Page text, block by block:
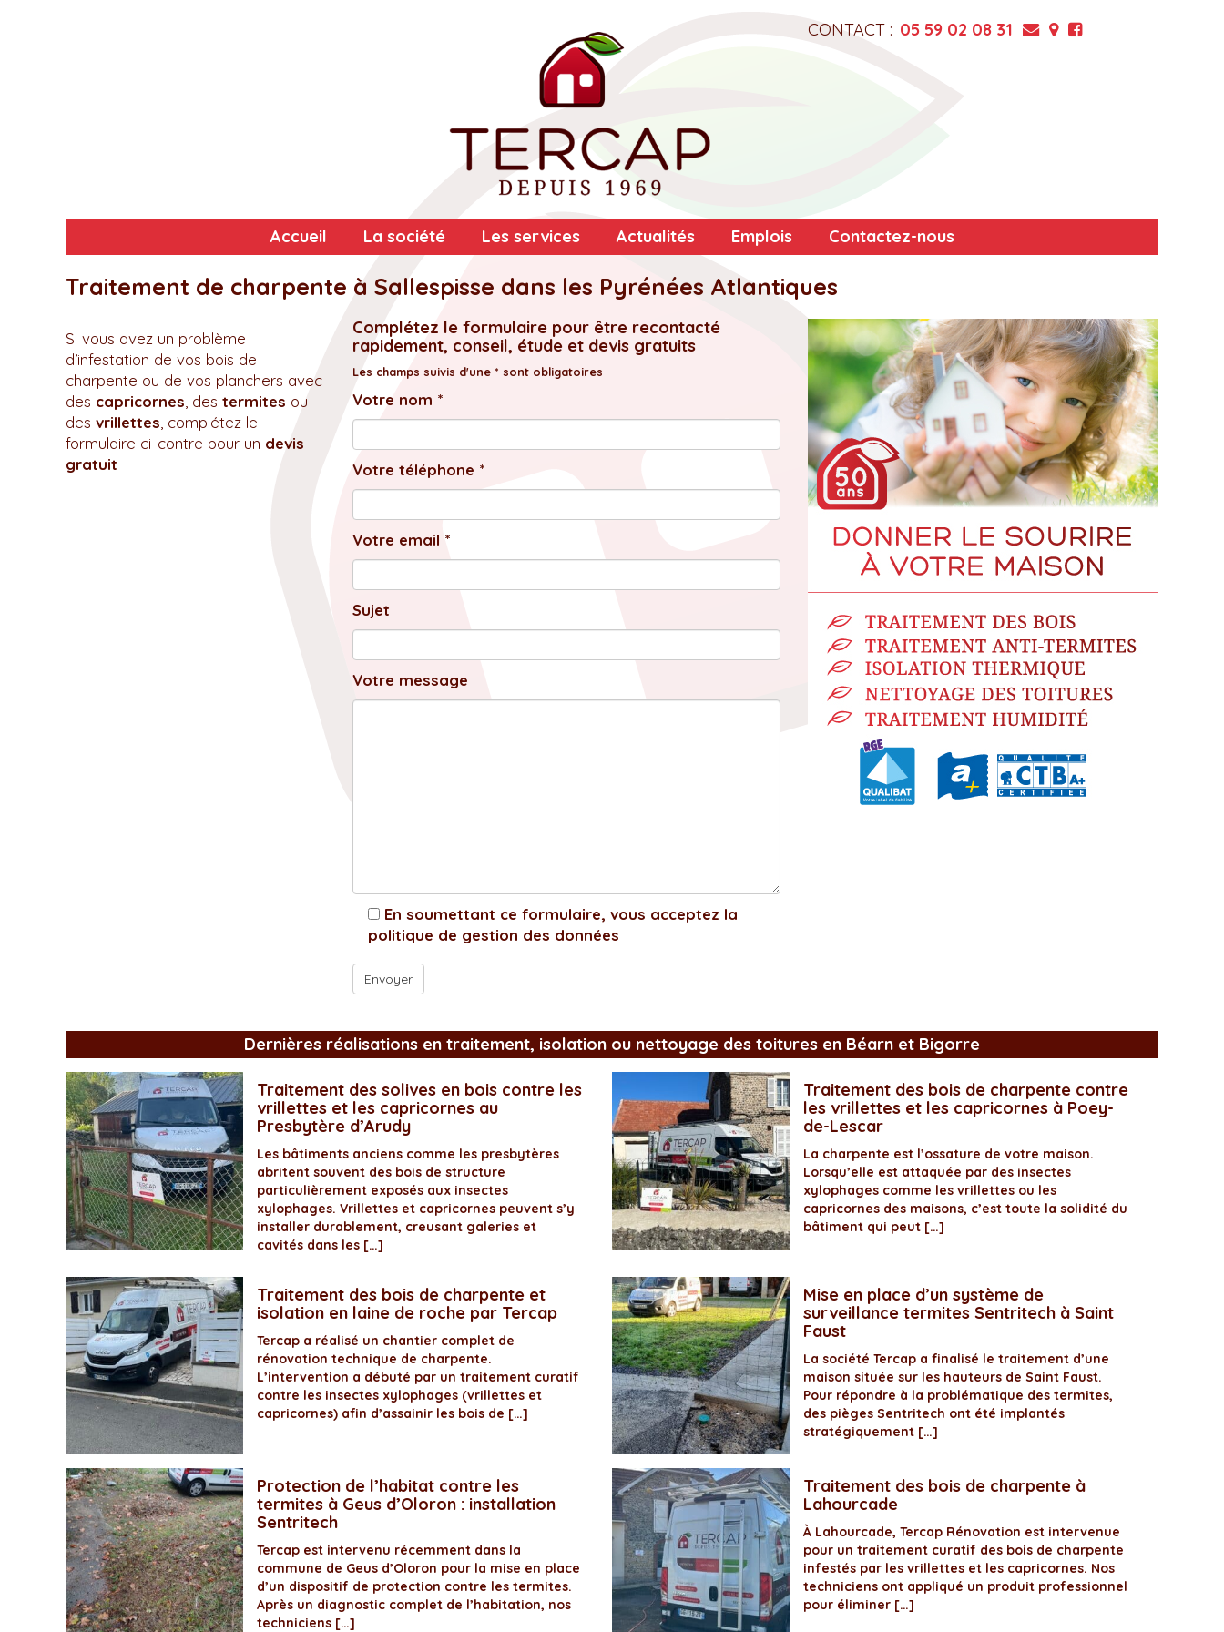
CONTACT : 05 59 02 08 31
Accueil La société Les services Actualités Emplois Contactez-nous
Traitement de charpente à Sallespisse dans les Pyrénées Atlantiques
Si vous avez un problème
d’infestation de vos bois de
charpente ou de vos planchers avec
des capricornes , des termites ou
des vrillettes , complétez le
formulaire ci-contre pour un devis
gratuit
Complétez le formulaire pour être recontacté
rapidement, conseil, étude et devis gratuits
Les champs suivis d'une * sont obligatoires
Votre nom *
Votre téléphone *
Votre email *
Sujet
Votre message
En soumettant ce formulaire, vous acceptez la
politique de gestion des données
Dernières réalisations en traitement, isolation ou nettoyage des toitures en Béarn et Bigorre
Traitement des solives en bois contre les
vrillettes et les capricornes au
Presbytère d’Arudy
Les bâtiments anciens comme les presbytères
abritent souvent des bois de structure
particulièrement exposés aux insectes
xylophages. Vrillettes et capricornes peuvent s’y
installer durablement, creusant galeries et
cavités dans les […]
Traitement des bois de charpente contre
les vrillettes et les capricornes à Poey-
de-Lescar
La charpente est l’ossature de votre maison.
Lorsqu’elle est attaquée par des insectes
xylophages comme les vrillettes ou les
capricornes des maisons, c’est toute la solidité du
bâtiment qui peut […]
Traitement des bois de charpente et
isolation en laine de roche par Tercap
Tercap a réalisé un chantier complet de
rénovation technique de charpente.
L’intervention a débuté par un traitement curatif
contre les insectes xylophages (vrillettes et
capricornes) afin d’assainir les bois de […]
Mise en place d’un système de
surveillance termites Sentritech à Saint
Faust
La société Tercap a finalisé le traitement d’une
maison située sur les hauteurs de Saint Faust.
Pour répondre à la problématique des termites,
des pièges Sentritech ont été implantés
stratégiquement […]
Protection de l’habitat contre les
termites à Geus d’Oloron : installation
Sentritech
Tercap est intervenu récemment dans la
commune de Geus d’Oloron pour la mise en place
d’un dispositif de protection contre les termites.
Après un diagnostic complet de l’habitation, nos
techniciens […]
Traitement des bois de charpente à
Lahourcade
À Lahourcade, Tercap Rénovation est intervenue
pour un traitement curatif des bois de charpente
infestés par les vrillettes et les capricornes. Nos
techniciens ont appliqué un produit professionnel
pour éliminer […]